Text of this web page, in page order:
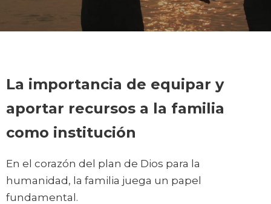
La importancia de equipar y
aportar recursos a la familia
como institución
En el corazón del plan de Dios para la
humanidad, la familia juega un papel
fundamental.